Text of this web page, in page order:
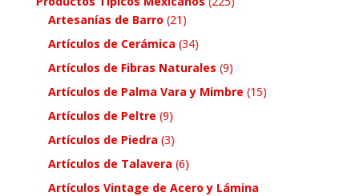
Artesanías de Barro (21)
Artículos de Cerámica (34)
Artículos de Fibras Naturales (9)
Artículos de Palma Vara y Mimbre (15)
Artículos de Peltre (9)
Artículos de Piedra (3)
Artículos de Talavera (6)
Artículos Vintage de Acero y Lámina